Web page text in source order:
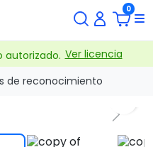
0
autorizado. Ver licencia
de reconocimiento
Next